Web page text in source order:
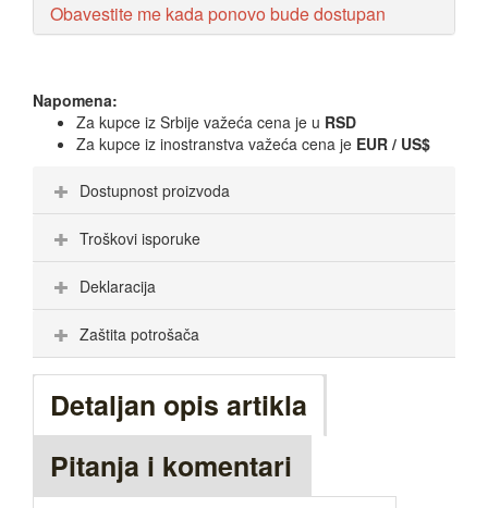
Obavestite me kada ponovo bude dostupan
Napomena:
Za kupce iz Srbije važeća cena je u RSD
Za kupce iz inostranstva važeća cena je EUR / US$
Dostupnost proizvoda
Troškovi isporuke
Deklaracija
Zaštita potrošača
Detaljan opis artikla
Pitanja i komentari